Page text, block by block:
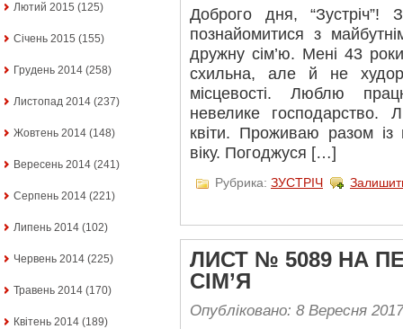
Лютий 2015 (125)
Січень 2015 (155)
Грудень 2014 (258)
Листопад 2014 (237)
Жовтень 2014 (148)
Вересень 2014 (241)
Серпень 2014 (221)
Липень 2014 (102)
Червень 2014 (225)
Травень 2014 (170)
Квітень 2014 (189)
Доброго дня,
познайомитися з
дружну сім’ю. Мені 43
схильна, але й не
місцевості. Люблю
невелике господарство.
квіти. Проживаю разом
віку. Погоджуся […]
Рубрика: ЗУСТРІЧ
ЛИСТ № 5089 НА
СІМ’Я
Опубліковано: 8 Вересня 2017